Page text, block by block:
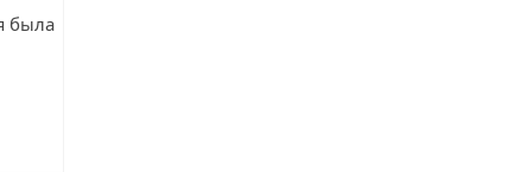
была